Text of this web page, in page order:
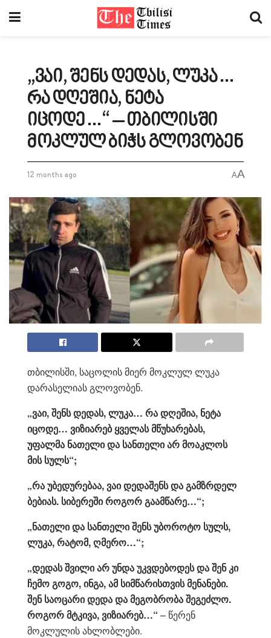
„ვაი, შენს დედას, ლუკა…
რა დღეშია, ნეტა
იცოდე…“ – თბილისში
მოკლულ ბიჭს გლოვობენ
12 months ago AA
თბილისში, საცოლის მიერ მოკლულ ლუკა
დარასელიას გლოვობენ.
„ვაი, შენს დედას, ლუკა… რა დღეშია, ნეტა
იცოდე… ვიზიარებ ყველას მწუხარებას,
უფალმა ნათელი და სანთელი არ მოაკლოს
მის სულს“;
„რა უბედურებაა, ვაი დედაშენს და გამზრდელ
ბებიას. სიბერეში როგორ გაამწარე…“;
„ნათელი და სანთელი შენს უბოროტო სულს,
ლუკა, რატომ, ღმერო…“;
„დედას შვილი არ უნდა უკვდებოდეს და შენ კი
ჩემო გოგო, ინგა, ამ სიმწარისთვის მენანები.
შენ საოცარი დედა და მეგობრობა შეგეძლო.
როგორ მტკივა, ვიზიარებ…“ – წერენ
მოკლულის ახლობლები.